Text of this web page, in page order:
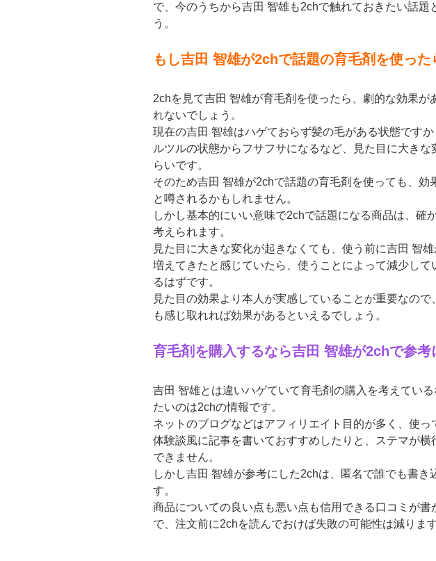
で、今のうちから吉田 智雄も2chで触れておきたい話題
う。
もし吉田 智雄が2chで話題の育毛剤を使った
2chを見て吉田 智雄が育毛剤を使ったら、劇的な効果が
れないでしょう。
現在の吉田 智雄はハゲておらず髪の毛がある状態です
ルツルの状態からフサフサになるなど、見た目に大きな
らいです。
そのため吉田 智雄が2chで話題の育毛剤を使っても、効
と噂されるかもしれません。
しかし基本的にいい意味で2chで話題になる商品は、確
考えられます。
見た目に大きな変化が起きなくても、使う前に吉田 智
増えてきたと感じていたら、使うことによって減少して
るはずです。
見た目の効果より本人が実感していることが重要なので
も感じ取れれば効果があるといえるでしょう。
育毛剤を購入するなら吉田 智雄が2chで参考
吉田 智雄とは違いハゲていて育毛剤の購入を考えてい
たいのは2chの情報です。
ネットのブログなどはアフィリエイト目的が多く、使っ
体験談風に記事を書いておすすめしたりと、ステマが横
できません。
しかし吉田 智雄が参考にした2chは、匿名で誰でも書き
す。
商品についての良い点も悪い点も信用できる口コミが書
で、注文前に2chを読んでおけば失敗の可能性は減ります